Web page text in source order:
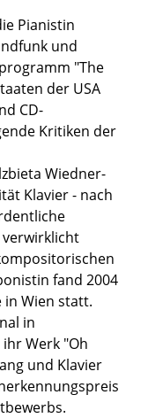
Pianistin
und
"The
der USA
CD-
Kritiken der
Wiedner-
Klavier - nach
fand 2004
in Wien statt.
in
Werk "Oh
und Klavier